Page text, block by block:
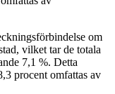
om
vilket tar de totala
7,1 %. Detta
procent omfattas av